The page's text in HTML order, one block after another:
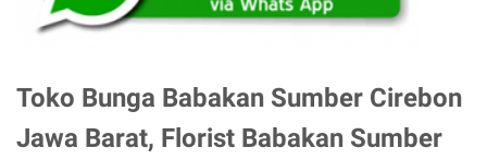
Toko Bunga Babakan Sumber Cirebon
Jawa Barat, Florist Babakan Sumber